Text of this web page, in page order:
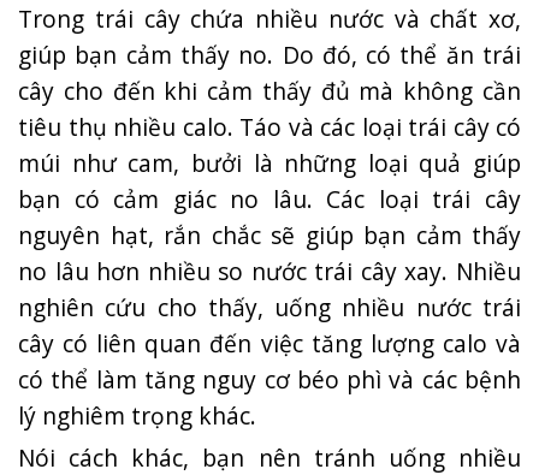
Trong trái cây chứa nhiều nước và chất xơ,
giúp bạn cảm thấy no. Do đó, có thể ăn trái
cây cho đến khi cảm thấy đủ mà không cần
tiêu thụ nhiều calo. Táo và các loại trái cây có
múi như cam, bưởi là những loại quả giúp
bạn có cảm giác no lâu. Các loại trái cây
nguyên hạt, rắn chắc sẽ giúp bạn cảm thấy
no lâu hơn nhiều so nước trái cây xay. Nhiều
nghiên cứu cho thấy, uống nhiều nước trái
cây có liên quan đến việc tăng lượng calo và
có thể làm tăng nguy cơ béo phì và các bệnh
lý nghiêm trọng khác.
Nói cách khác, bạn nên tránh uống nhiều